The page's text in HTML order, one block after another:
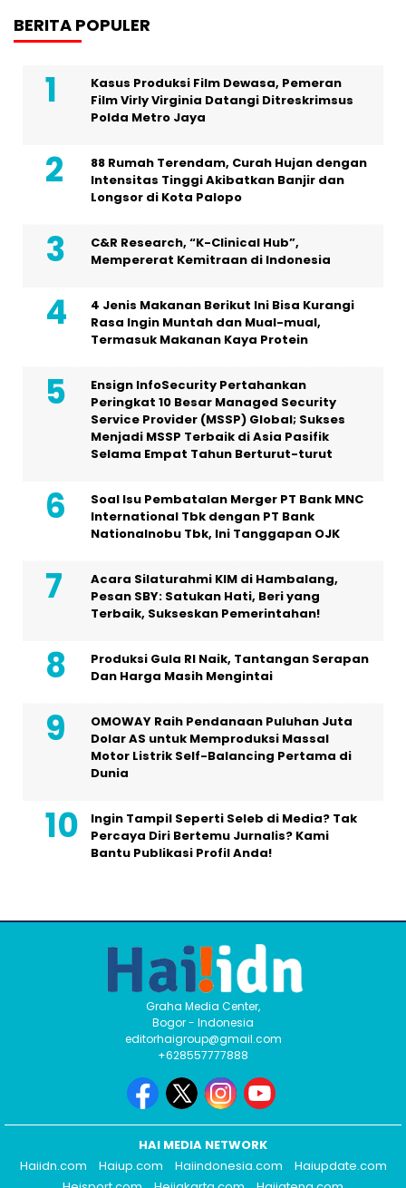
BERITA POPULER
Kasus Produksi Film Dewasa, Pemeran
Film Virly Virginia Datangi Ditreskrimsus
Polda Metro Jaya
88 Rumah Terendam, Curah Hujan dengan
Intensitas Tinggi Akibatkan Banjir dan
Longsor di Kota Palopo
C&R Research, “K-Clinical Hub”,
Mempererat Kemitraan di Indonesia
4 Jenis Makanan Berikut Ini Bisa Kurangi
Rasa Ingin Muntah dan Mual-mual,
Termasuk Makanan Kaya Protein
Ensign InfoSecurity Pertahankan
Peringkat 10 Besar Managed Security
Service Provider (MSSP) Global; Sukses
Menjadi MSSP Terbaik di Asia Pasifik
Selama Empat Tahun Berturut-turut
Soal Isu Pembatalan Merger PT Bank MNC
International Tbk dengan PT Bank
Nationalnobu Tbk, Ini Tanggapan OJK
Acara Silaturahmi KIM di Hambalang,
Pesan SBY: Satukan Hati, Beri yang
Terbaik, Sukseskan Pemerintahan!
Produksi Gula RI Naik, Tantangan Serapan
Dan Harga Masih Mengintai
OMOWAY Raih Pendanaan Puluhan Juta
Dolar AS untuk Memproduksi Massal
Motor Listrik Self-Balancing Pertama di
Dunia
Ingin Tampil Seperti Seleb di Media? Tak
Percaya Diri Bertemu Jurnalis? Kami
Bantu Publikasi Profil Anda!
Graha Media Center,
Bogor - Indonesia
editorhaigroup@gmail.com
+628557777888
HAI MEDIA NETWORK
Haiidn.com
Haiup.com Haiindonesia.com
Haiupdate.com